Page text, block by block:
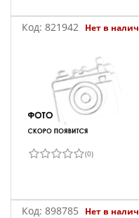
Код: 821942 Нет в
(0)
Код: 898785 Нет в